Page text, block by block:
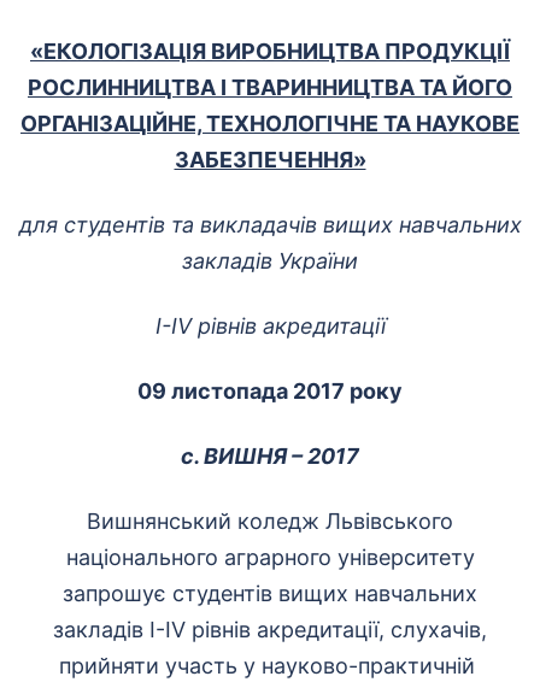
«ЕКОЛОГІЗАЦІЯ ВИРОБНИЦТВА ПРОДУКЦІЇ
РОСЛИННИЦТВА І ТВАРИННИЦТВА ТА ЙОГО
ОРГАНІЗАЦІЙНЕ, ТЕХНОЛОГІЧНЕ ТА НАУКОВЕ
ЗАБЕЗПЕЧЕННЯ»
для студентів та викладачів вищих навчальних
закладів України
І-ІVрівнів акредитації
09 листопада 2017 року
с. ВИШНЯ – 2017
Вишнянський коледж Львівського
національного аграрного університету
запрошує студентів вищих навчальних
закладів І-ІV рівнів акредитації, слухачів,
прийняти участь у науково-практичній